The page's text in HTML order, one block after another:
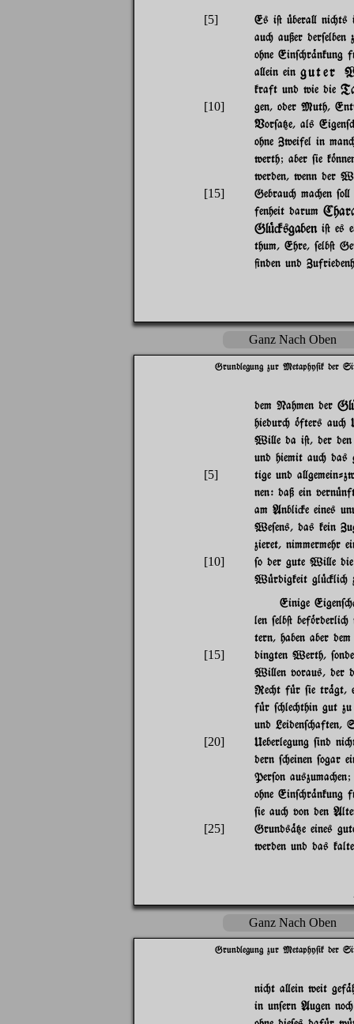
[5]
Es i@ |bera} ni"ts
au" außer der$elben
ohne Ein$"r%nkung
a}ein ein guter
kraft und wie die
[10]
gen, oder Muth,
Vor$a{e, als
ohne Zweifel in
werth; aber $ie
werden, wenn der
[15]
Gebrau" ma"en
fenheit darum
Gl|#sgabeni@ es
thum, Ehre, $elb@
+nden und
Ganz Nach Oben
Grundlegung zur Metaphy$ik der
dem Nahmen der
hiedur" ~fters au"
Wi}e da i@, der
und hiemit au" das
[5]
tige und a}gemein-
nen: daß ein
am Anbli#e eines
We$ens, das kein
zieret, nimmermehr
[10]
$o der gute Wi}e
W|rdigkeit gl|#li"
Einige
len $elb@
tern, haben aber
[15]
dingten Werth,
Wi}en voraus, der
Re"t f|r $ie tr%gt,
f|r $"le"thin gut zu
und Leiden$"aften,
[20]
Ueberlegung $ind
dern $"einen $ogar
Per$on
ohne Ein$"r%nkung
$ie au" von den
[25]
Grunds%{e eines
werden und das
Ganz Nach Oben
Grundlegung zur Metaphy$ik der
ni"t a}ein weit
in un$ern Augen